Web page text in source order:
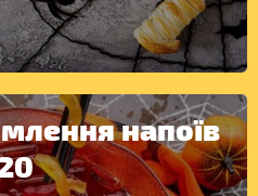
напоїв